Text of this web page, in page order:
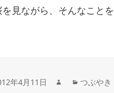
見ながら、そんなことを
年4月11日 つぶやき